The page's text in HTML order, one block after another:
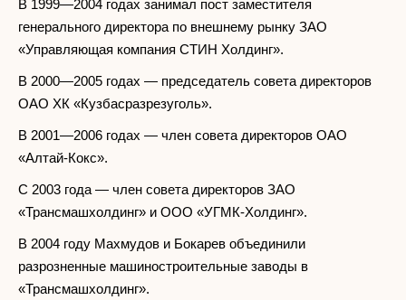
В 1999—2004 годах занимал пост заместителя
генерального директора по внешнему рынку ЗАО
«Управляющая компания СТИН Холдинг».
В 2000—2005 годах — председатель совета директоров
ОАО ХК «Кузбасразрезуголь».
В 2001—2006 годах — член совета директоров ОАО
«Алтай-Кокс».
С 2003 года — член совета директоров ЗАО
«Трансмашхолдинг» и ООО «УГМК-Холдинг».
В 2004 году Махмудов и Бокарев объединили
разрозненные машиностроительные заводы в
«Трансмашхолдинг».